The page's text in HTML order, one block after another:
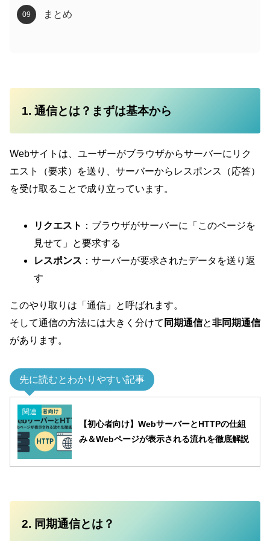
まとめ
1. 通信とは？まずは基本から
Webサイトは、ユーザーがブラウザからサーバーにリク
エスト（要求）を送り、サーバーからレスポンス（応答）
を受け取ることで成り立っています。
リクエスト ：ブラウザがサーバーに「このページを
見せて」と要求する
レスポンス ：サーバーが要求されたデータを送り返
す
このやり取りは「通信」と呼ばれます。
そして通信の方法には大きく分けて 同期通信と非同期通信
があります。
先に読むとわかりやすい記事
関連
【初心者向け】WebサーバーとHTTPの仕組
み＆Webページが表示される流れを徹底解説
2. 同期通信とは？